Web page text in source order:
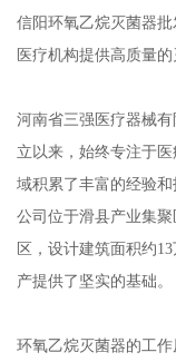
信阳环氧乙烷灭菌器
医疗机构提供高质量的
河南省三强医疗器械
立以来，始终专注于
域积累了丰富的经验和
公司位于滑县产业集
区，设计建筑面积约
产提供了坚实的基础。
环氧乙烷灭菌器的工